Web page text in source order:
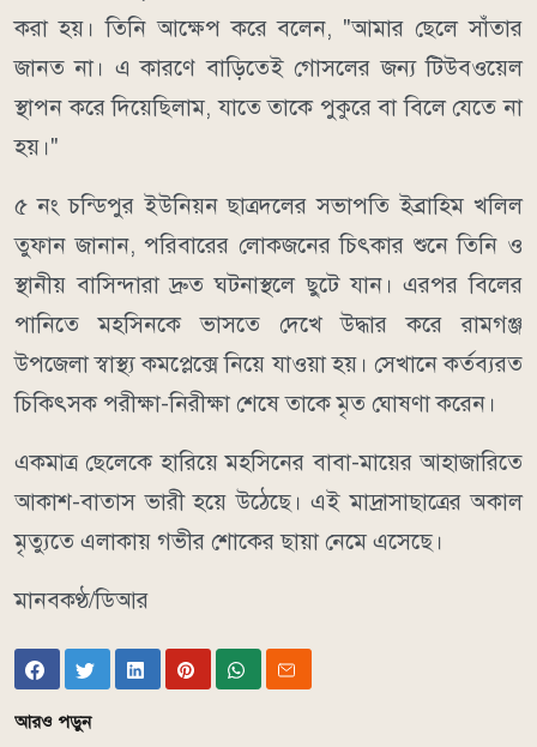
করা হয়। তিনি আক্ষেপ করে বলেন, "আমার ছেলে সাঁতার
জানত না। এ কারণে বাড়িতেই গোসলের জন্য টিউবওয়েল
স্থাপন করে দিয়েছিলাম, যাতে তাকে পুকুরে বা বিলে যেতে না
হয়।"
৫ নং চন্ডিপুর ইউনিয়ন ছাত্রদলের সভাপতি ইব্রাহিম খলিল
তুফান জানান, পরিবারের লোকজনের চিৎকার শুনে তিনি ও
স্থানীয় বাসিন্দারা দ্রুত ঘটনাস্থলে ছুটে যান। এরপর বিলের
পানিতে মহসিনকে ভাসতে দেখে উদ্ধার করে রামগঞ্জ
উপজেলা স্বাস্থ্য কমপ্লেক্সে নিয়ে যাওয়া হয়। সেখানে কর্তব্যরত
চিকিৎসক পরীক্ষা-নিরীক্ষা শেষে তাকে মৃত ঘোষণা করেন।
একমাত্র ছেলেকে হারিয়ে মহসিনের বাবা-মায়ের আহাজারিতে
আকাশ-বাতাস ভারী হয়ে উঠেছে। এই মাদ্রাসাছাত্রের অকাল
মৃত্যুতে এলাকায় গভীর শোকের ছায়া নেমে এসেছে।
মানবকণ্ঠ/ডিআর
আরও পড়ুন